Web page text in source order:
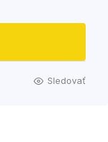
Sledovať